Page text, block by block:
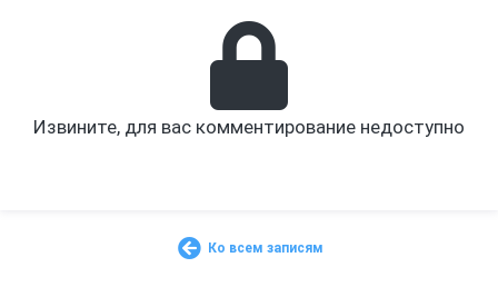
Извините, для вас комментирование недоступно
Ко всем записям